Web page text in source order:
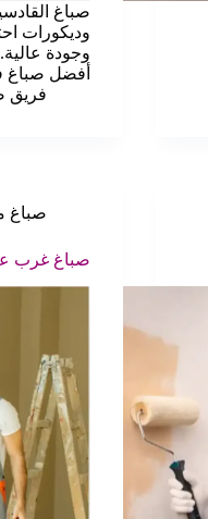
صباغ
وديكورات
أفضل صباغ
فريق
صباغ
صباغ غرب